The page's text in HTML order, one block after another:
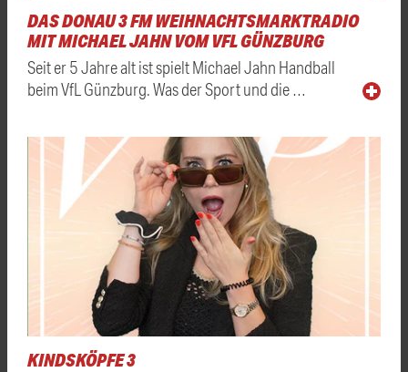
DAS DONAU 3 FM WEIHNACHTSMARKTRADIO
MIT MICHAEL JAHN VOM VFL GÜNZBURG
Seit er 5 Jahre alt ist spielt Michael Jahn Handball
beim VfL Günzburg. Was der Sport und die …
KINDSKÖPFE 3